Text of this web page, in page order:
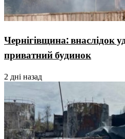
Чернігівщина: внаслідок
приватний будинок
2 дні назад